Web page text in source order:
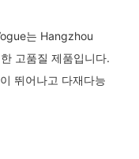
는 Hangzhou
고품질 제품입니다.
뛰어나고 다재다능